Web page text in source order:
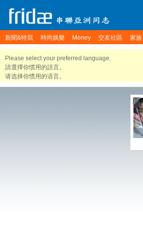
新聞&特寫 時尚娛樂 Money 交友社區 家族
Please select your preferred language.
請選擇你慣用的語言。
请选择你惯用的语言。